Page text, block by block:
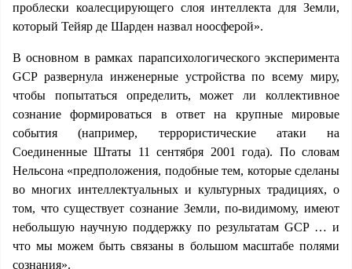
проблески коалесцирующего слоя интеллекта для Земли,
который Тейяр де Шарден назвал ноосферой».
В основном в рамках парапсихологического эксперимента
GCP развернула инженерные устройства по всему миру,
чтобы попытаться определить, может ли коллективное
сознание формироваться в ответ на крупные мировые
события (например, террористические атаки на
Соединенные Штаты 11 сентября 2001 года). По словам
Нельсона «предположения, подобные тем, которые сделаны
во многих интеллектуальных и культурных традициях, о
том, что существует сознание Земли, по-видимому, имеют
небольшую научную поддержку по результатам GCP … и
что мы можем быть связаны в большом масштабе полями
сознания».